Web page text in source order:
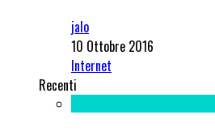
jalo
10 Ottobre 2016
Internet
Recenti